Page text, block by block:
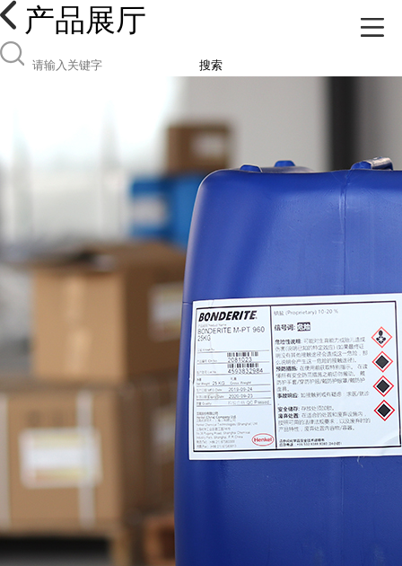
产品展厅
搜索